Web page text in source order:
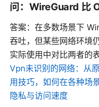
问：WireGuard 比
答案：在多数场景下
吞吐，但某些网络环境
实际使用中对比两者的
Vpn未识别的网络：从
用技巧，如何在各种场
隐私与访问速度